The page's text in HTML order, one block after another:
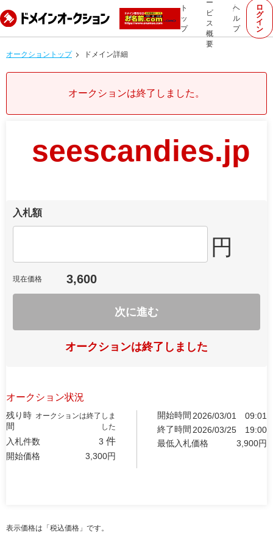
ト
ッ
プ
ー
ビ
ス
概
要
ヘ
ル
プ
ロ
グ
イ
ン
オークショントップ ドメイン詳細
オークションは終了しました。
seescandies.jp
入札額
円
現在価格 3,600
次に進む
オークションは終了しました
オークション状況
残り時
間
オークションは終了しま
した
入札件数 3 件
開始価格 3,300円
開始時間 2026/03/01
09:01
終了時間 2026/03/25
19:00
最低入札価格
3,900円
表示価格は「税込価格」です。